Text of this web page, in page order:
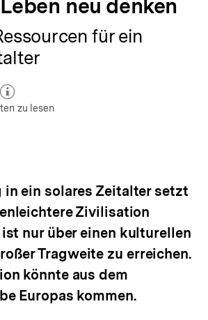
neu denken
für ein
Autor)
zu lesen
in ein solares Zeitalter setzt
Zivilisation
nur über einen kulturellen
Tragweite zu erreichen.
könnte aus dem
Europas kommen.